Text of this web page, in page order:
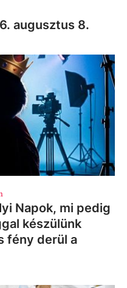
augusztus 8.
Napok, mi pedig
készülünk
fény derül a